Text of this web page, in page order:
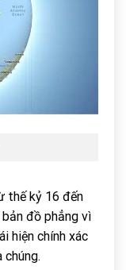
thế kỷ 16 đến
đồ phẳng vì
hiện chính xác
chúng.